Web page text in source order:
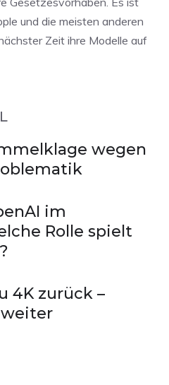
und die meisten anderen
Zeit ihre Modelle auf
wegen
im
Rolle spielt
4K zurück –